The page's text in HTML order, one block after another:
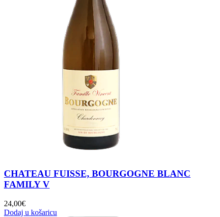
CHATEAU FUISSE, BOURGOGNE BLANC
FAMILY V
24,00€
Dodaj u košaricu